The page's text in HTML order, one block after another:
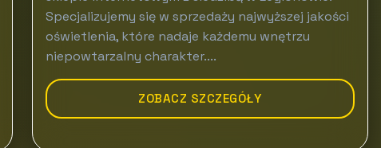
Specjalizujemy się w sprzedaży najwyższej jakości
oświetlenia, które nadaje każdemu wnętrzu
niepowtarzalny charakter....
ZOBACZ SZCZEGÓŁY